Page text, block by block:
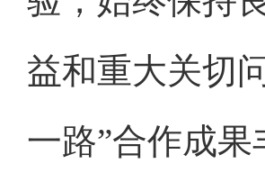
益和重大关切
一路”合作成